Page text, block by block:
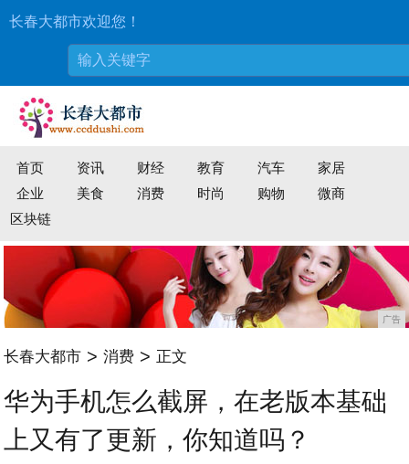
长春大都市欢迎您！
首页 资讯 财经 教育 汽车
家居
企业
美食 消费 时尚 购物
微商
区块链
广告
长春大都市 > 消费 > 正文
华为手机怎么截屏，在老版本基础
上又有了更新，你知道吗？